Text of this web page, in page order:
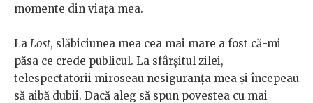
momente din viața mea.
La Lost, slăbiciunea mea cea mai mare a fost că-mi
păsa ce crede publicul. La sfârșitul zilei,
telespectatorii miroseau nesiguranța mea și începeau
să aibă dubii. Dacă aleg să spun povestea cu mai